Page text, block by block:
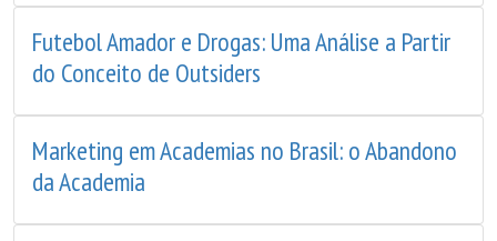
Futebol Amador e Drogas: Uma Análise a Partir
do Conceito de Outsiders
Marketing em Academias no Brasil: o Abandono
da Academia